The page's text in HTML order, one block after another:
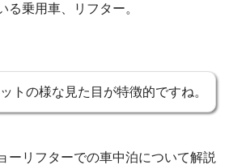
る乗用車、リフター。
トの様な見た目が特徴的ですね。
ーリフターでの車中泊について解説